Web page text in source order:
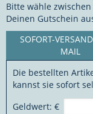
Bitte wähle
Deinen Gutschein
SOFORT-
MAIL
Die bestellten
kannst sie sofort
Geldwert: €